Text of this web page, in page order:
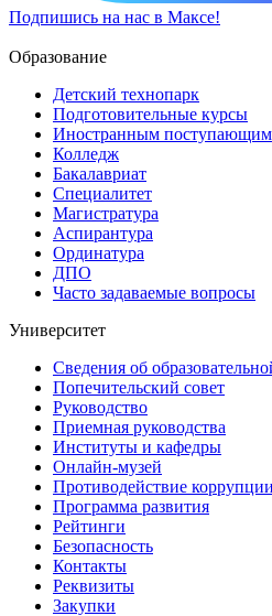
Подпишись на нас в Максе!
Образование
Детский технопарк
Подготовительные курсы
Иностранным поступающим
Колледж
Бакалавриат
Специалитет
Магистратура
Аспирантура
Ординатура
ДПО
Часто задаваемые вопросы
Университет
Сведения об
Попечительский совет
Руководство
Приемная руководства
Институты и кафедры
Онлайн-музей
Противодействие коррупции
Программа развития
Рейтинги
Безопасность
Контакты
Реквизиты
Закупки